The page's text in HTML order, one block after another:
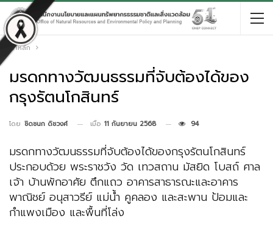
หน้าหลัก
มรดกทางวัฒนธรรมที่จับต้องได้ของ
กรุงรัตนโกสินทร์
โดย ชิดชนก ดิชวงศ์ เมื่อ 11 กันยายน 2568 94
มรดกทางวัฒนธรรมที่จับต้องได้ของกรุงรัตนโกสินทร์
ประกอบด้วย พระราชวัง วัด เทวสถาน มัสยิด โบสถ์ ศาล
เจ้า บ้านพักอาศัย ตึกแถว อาคารสาธารณะและอาคาร
พาณิชย์ อนุสาวรีย์ แม่น้ำ คูคลอง และสะพาน ป้อมและ
กำแพงเมือง และพื้นที่โล่ง